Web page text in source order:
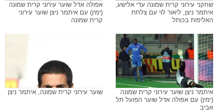
שחקני עירוני קרית שמונה עדי אלישע,
איתמר ניצן, ליאור לוי עם צלחת
האליפות בכותל
אפולה אדל שוער עירוני קרית שמונה
(ימין) עם איתמר ניצן שוער עירוני
קרית שמונה
איתמר ניצן שוער עירוני קרית שמונה
(ימין) עם אפולה אדל שוער הפועל תל
אביב
שוער עירוני קרית שמונה, איתמר ניצן